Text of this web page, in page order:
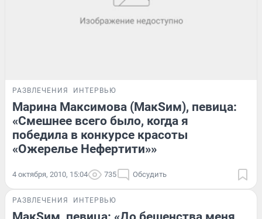
РАЗВЛЕЧЕНИЯ ИНТЕРВЬЮ
Марина Максимова (МакSим), певица:
«Смешнее всего было, когда я
победила в конкурсе красоты
«Ожерелье Нефертити»»
4 октября, 2010, 15:04 735 Обсудить
РАЗВЛЕЧЕНИЯ ИНТЕРВЬЮ